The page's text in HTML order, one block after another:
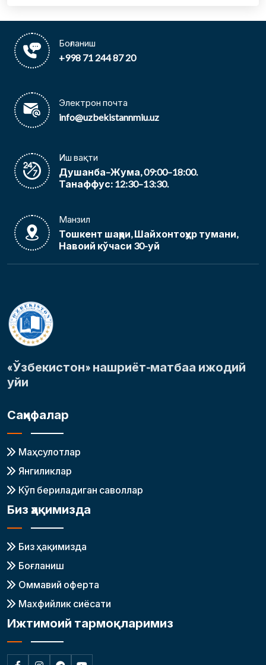
Боғланиш
+998 71 244 87 20
Электрон почта
info@uzbekistannmiu.uz
Иш вақти
Душанба–Жума, 09:00–18:00.
Танаффус: 12:30–13:30.
Манзил
Тошкент шаҳри, Шайхонтоҳур тумани,
Навоий кўчаси 30-уй
«Ўзбекистон» нашриёт-матбаа ижодий
уйи
Саҳифалар
Маҳсулотлар
Янгиликлар
Кўп бериладиган саволлар
Биз ҳақимизда
Биз ҳақимизда
Боғланиш
Оммавий оферта
Махфийлик сиёсати
Ижтимоий тармоқларимиз